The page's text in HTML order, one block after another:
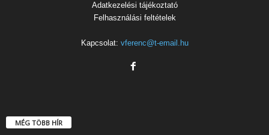
Adatkezelési tájékoztató
Felhasználási feltételek
Kapcsolat: vferenc@t-email.hu
MÉG TÖBB HÍR